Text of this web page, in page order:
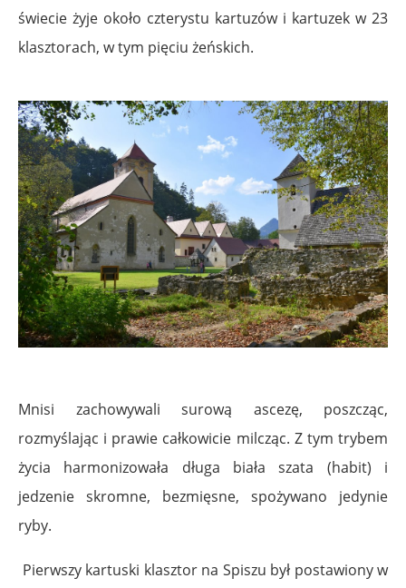
świecie żyje około czterystu kartuzów i kartuzek w 23
klasztorach, w tym pięciu żeńskich.
Mnisi zachowywali surową ascezę, poszcząc,
rozmyślając i prawie całkowicie milcząc. Z tym trybem
życia harmonizowała długa biała szata (habit) i
jedzenie skromne, bezmięsne, spożywano jedynie
ryby.
Pierwszy kartuski klasztor na Spiszu był postawiony w